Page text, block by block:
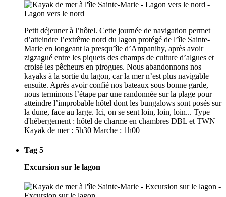
Petit déjeuner à l’hôtel. Cette journée de navigation permet
d’atteindre l’extrême nord du lagon protégé de l’île Sainte-
Marie en longeant la presqu’île d’Ampanihy, après avoir
zigzagué entre les piquets des champs de culture d’algues et
croisé les pêcheurs en pirogues. Nous abandonnons nos
kayaks à la sortie du lagon, car la mer n’est plus navigable
ensuite. Après avoir confié nos bateaux sous bonne garde,
nous terminons l’étape par une randonnée sur la plage pour
atteindre l’improbable hôtel dont les bungalows sont posés sur
la dune, face au large. Ici, on se sent loin, loin, loin... Type
d'hébergement : hôtel de charme en chambres DBL et TWN
Kayak de mer : 5h30 Marche : 1h00
Tag 5
Excursion sur le lagon